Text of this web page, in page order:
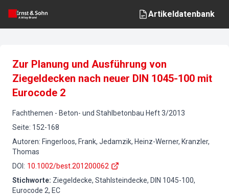
Artikeldatenbank
Zur Planung und Ausführung von
Ziegeldecken nach neuer DIN 1045-100 mit
Eurocode 2
Fachthemen - Beton- und Stahlbetonbau Heft3/2013
Seite: 152-168
Autoren: Fingerloos, Frank, Jedamzik, Heinz-Werner, Kranzler,
Thomas
DOI : 10.1002/best.201200062
Stichworte: Ziegeldecke, Stahlsteindecke, DIN 1045-100,
Eurocode 2, EC